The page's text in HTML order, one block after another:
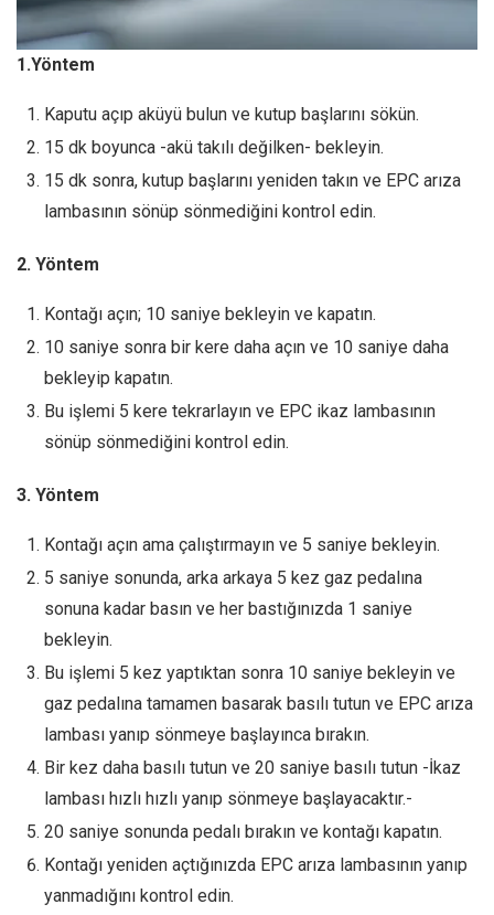
1.Yöntem
Kaputu açıp aküyü bulun ve kutup başlarını sökün.
15 dk boyunca -akü takılı değilken- bekleyin.
15 dk sonra, kutup başlarını yeniden takın ve EPC arıza
lambasının sönüp sönmediğini kontrol edin.
2. Yöntem
Kontağı açın; 10 saniye bekleyin ve kapatın.
10 saniye sonra bir kere daha açın ve 10 saniye daha
bekleyip kapatın.
Bu işlemi 5 kere tekrarlayın ve EPC ikaz lambasının
sönüp sönmediğini kontrol edin.
3. Yöntem
Kontağı açın ama çalıştırmayın ve 5 saniye bekleyin.
5 saniye sonunda, arka arkaya 5 kez gaz pedalına
sonuna kadar basın ve her bastığınızda 1 saniye
bekleyin.
Bu işlemi 5 kez yaptıktan sonra 10 saniye bekleyin ve
gaz pedalına tamamen basarak basılı tutun ve EPC arıza
lambası yanıp sönmeye başlayınca bırakın.
Bir kez daha basılı tutun ve 20 saniye basılı tutun -İkaz
lambası hızlı hızlı yanıp sönmeye başlayacaktır.-
20 saniye sonunda pedalı bırakın ve kontağı kapatın.
Kontağı yeniden açtığınızda EPC arıza lambasının yanıp
yanmadığını kontrol edin.